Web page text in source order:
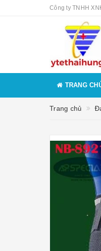
Công ty TNHH
TRANG
Trang chủ